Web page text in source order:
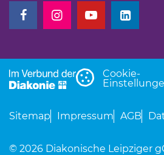
(Link öffnet einen neuen Tab)
(Link öffnet einen
(Link öffnet
(Link
Cookie-
Sitemap Impressum AGB
© 2026 Diakonische Leipziger